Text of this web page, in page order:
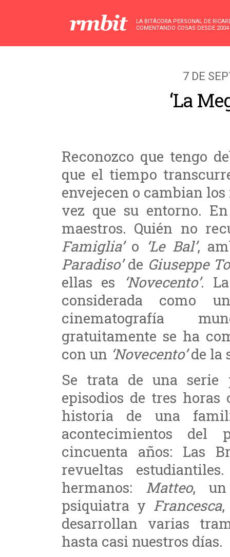
LA BITÁCORA PERSONAL DE
COMENTANDO COSAS DESDE 2004
7 DE
‘La
Reconozco que tengo
que el tiempo
envejecen o cambian
vez que su entorno.
maestros. Quién no
Famiglia’o ‘Le Bal’,
Paradiso’de Giuseppe
ellas es
‘Novecento’.
considerada como
cinematografía
gratuitamente se ha
con un ‘Novecento’de la
Se trata de una
episodios de tres
historia de una
acontecimientos
cincuenta años: Las
revueltas
hermanos: Matteo,
psiquiatra y Francesca,
desarrollan varias
hasta casi nuestros días.